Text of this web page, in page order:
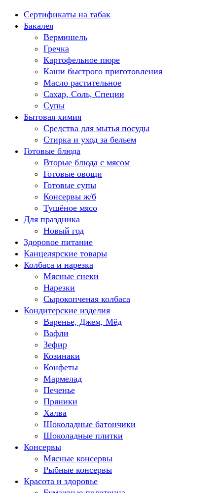
Перейти
содержанию
Сертификаты на табак
Бакалея
Вермишель
Гречка
Картофельное пюре
Каши быстрого приготовления
Масло растительное
Сахар, Соль, Специи
Супы
Бытовая химия
Средства для мытья посуды
Стирка и уход за бельем
Готовые блюда
Вторые блюда с мясом
Готовые овощи
Готовые супы
Консервы ж/б
Тушёное мясо
Для праздника
Новый год
Здоровое питание
Канцелярские товары
Колбаса и нарезка
Мясные снеки
Нарезки
Сырокопченая колбаса
Кондитерские изделия
Варенье, Джем, Мёд
Вафли
Зефир
Козинаки
Конфеты
Мармелад
Печенье
Пряники
Халва
Шоколадные батончики
Шоколадные плитки
Консервы
Мясные консервы
Рыбные консервы
Красота и здоровье